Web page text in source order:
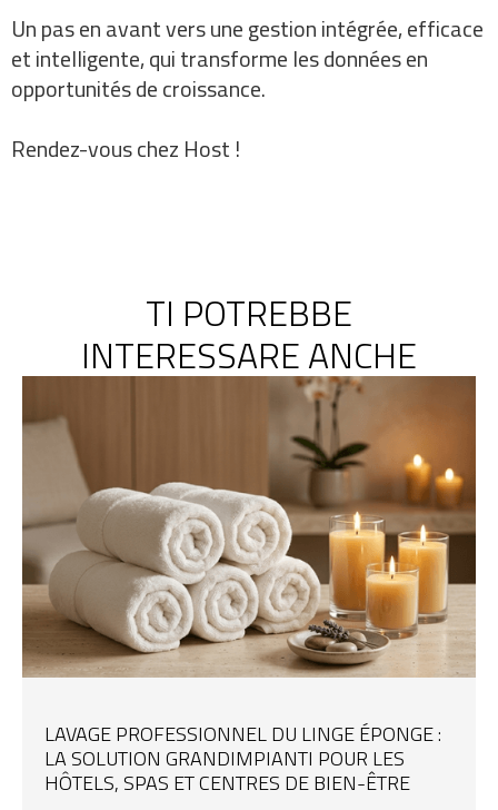
Un pas en avant vers une gestion intégrée, efficace
et intelligente, qui transforme les données en
opportunités de croissance.
Rendez-vous chez Host !
TI POTREBBE
INTERESSARE ANCHE
LAVAGE PROFESSIONNEL DU LINGE ÉPONGE :
LA SOLUTION GRANDIMPIANTI POUR LES
HÔTELS, SPAS ET CENTRES DE BIEN-ÊTRE